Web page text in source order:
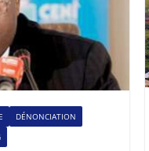
DÉNONCIATION